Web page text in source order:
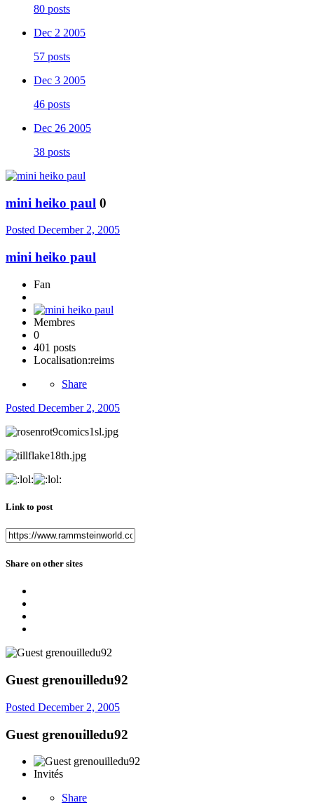
80 posts
Dec 2 2005
57 posts
Dec 3 2005
46 posts
Dec 26 2005
38 posts
mini heiko paul 0
Posted December 2, 2005
mini heiko paul
Fan
Membres
0
401 posts
Localisation:reims
Share
Posted December 2, 2005
Link to post
Share on other sites
Guest grenouilledu92
Posted December 2, 2005
Guest grenouilledu92
Invités
Share